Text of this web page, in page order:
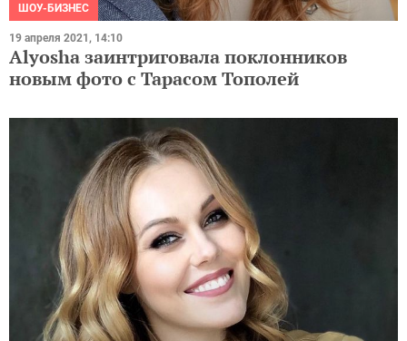
ШОУ-БИЗНЕС
19 апреля 2021, 14:10
Alyosha заинтриговала поклонников
новым фото с Тарасом Тополей